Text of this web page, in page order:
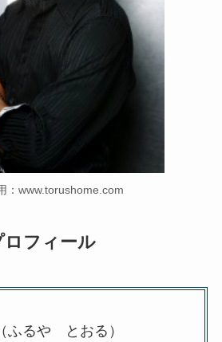
：www.torushome.com
フィール
るや とおる）